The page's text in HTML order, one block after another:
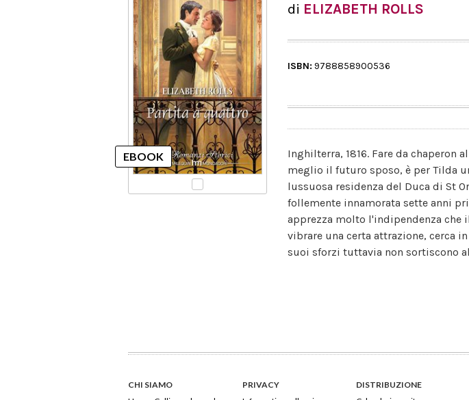
di ELIZABETH ROLLS
ISBN: 9788858900536
Inghilterra, 1816. Fare da chaperon
meglio il futuro sposo, è per Tilda
lussuosa residenza del Duca di St
follemente innamorata sette anni
apprezza molto l'indipendenza che
vibrare una certa attrazione, cerca
suoi sforzi tuttavia non sortiscono
CHI SIAMO
PRIVACY
DISTRIBUZIONE